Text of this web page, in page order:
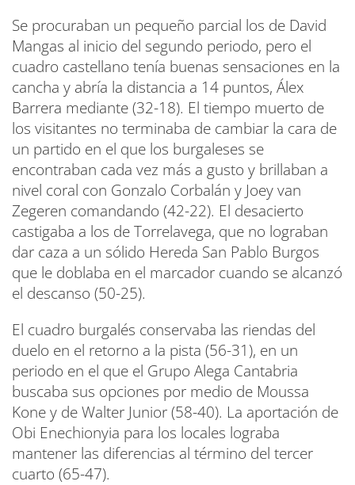
Se procuraban un pequeño parcial los de David
Mangas al inicio del segundo periodo, pero el
cuadro castellano tenía buenas sensaciones en la
cancha y abría la distancia a 14 puntos, Álex
Barrera mediante (32-18). El tiempo muerto de
los visitantes no terminaba de cambiar la cara de
un partido en el que los burgaleses se
encontraban cada vez más a gusto y brillaban a
nivel coral con Gonzalo Corbalán y Joey van
Zegeren comandando (42-22). El desacierto
castigaba a los de Torrelavega, que no lograban
dar caza a un sólido Hereda San Pablo Burgos
que le doblaba en el marcador cuando se alcanzó
el descanso (50-25).
El cuadro burgalés conservaba las riendas del
duelo en el retorno a la pista (56-31), en un
periodo en el que el Grupo Alega Cantabria
buscaba sus opciones por medio de Moussa
Kone y de Walter Junior (58-40). La aportación de
Obi Enechionyia para los locales lograba
mantener las diferencias al término del tercer
cuarto (65-47).